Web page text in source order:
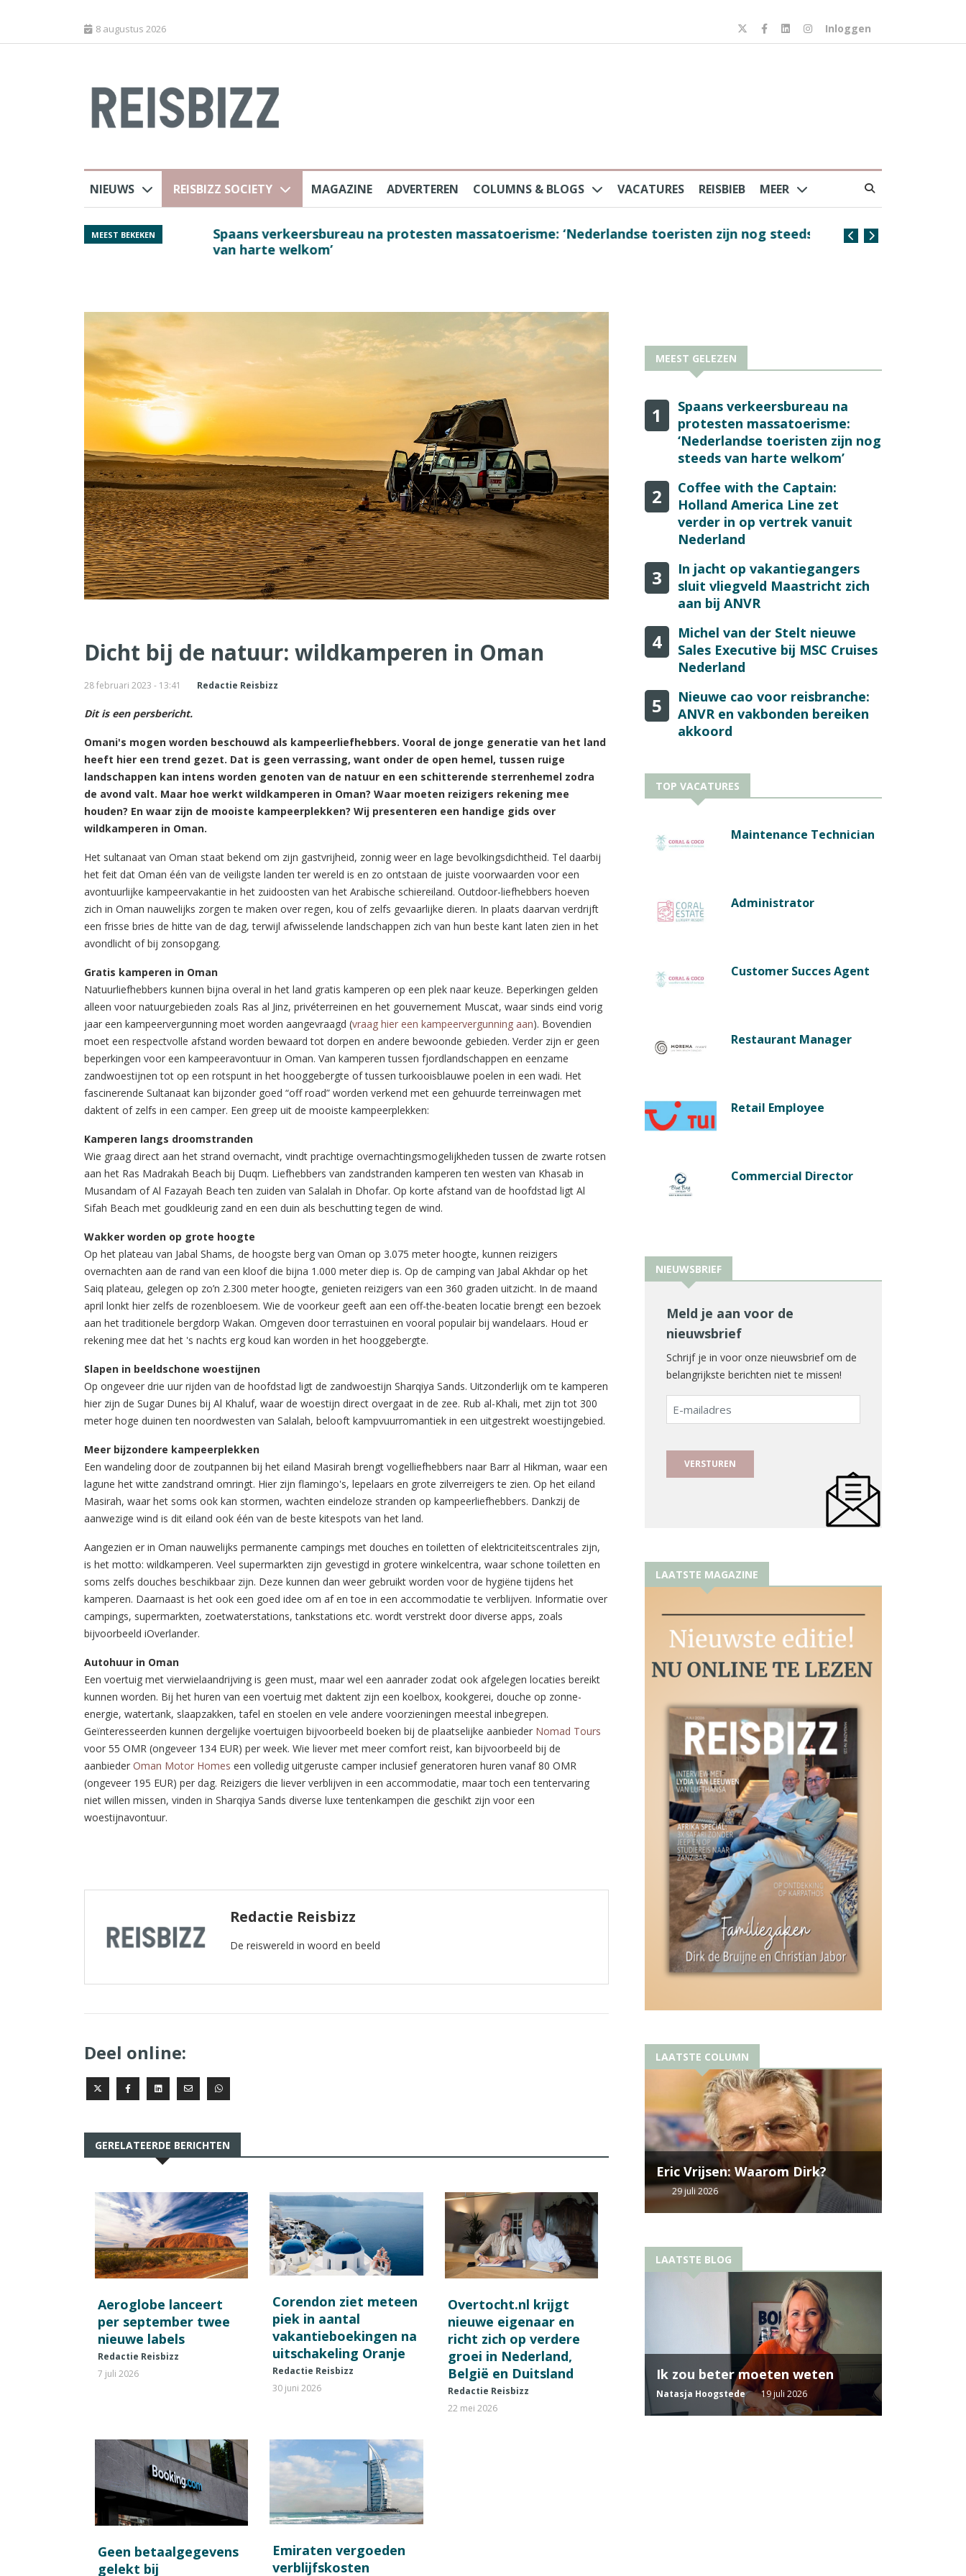
8 augustus 2026 Inloggen
NIEUWS REISBIZZ SOCIETY MAGAZINE ADVERTEREN COLUMNS & BLOGS VACATURES REISBIEB MEER
MEEST BEKEKEN
Spaans verkeersbureau na protesten massatoerisme: ‘Nederlandse toeristen zijn nog steeds
van harte welkom’
Coffee with the
Dicht bij de natuur: wildkamperen in Oman
28 februari 2023 - 13:41 Redactie Reisbizz
Dit is een persbericht.
Omani's mogen worden beschouwd als kampeerliefhebbers. Vooral de jonge generatie van het land
heeft hier een trend gezet. Dat is geen verrassing, want onder de open hemel, tussen ruige
landschappen kan intens worden genoten van de natuur en een schitterende sterrenhemel zodra
de avond valt. Maar hoe werkt wildkamperen in Oman? Waar moeten reizigers rekening mee
houden? En waar zijn de mooiste kampeerplekken? Wij presenteren een handige gids over
wildkamperen in Oman.
Het sultanaat van Oman staat bekend om zijn gastvrijheid, zonnig weer en lage bevolkingsdichtheid. Tel daarbij
het feit dat Oman één van de veiligste landen ter wereld is en zo ontstaan de juiste voorwaarden voor een
avontuurlijke kampeervakantie in het zuidoosten van het Arabische schiereiland. Outdoor-liefhebbers hoeven
zich in Oman nauwelijks zorgen te maken over regen, kou of zelfs gevaarlijke dieren. In plaats daarvan verdrijft
een frisse bries de hitte van de dag, terwijl afwisselende landschappen zich van hun beste kant laten zien in het
avondlicht of bij zonsopgang.
Gratis kamperen in Oman
Natuurliefhebbers kunnen bijna overal in het land gratis kamperen op een plek naar keuze. Beperkingen gelden
alleen voor natuurgebieden zoals Ras al Jinz, privéterreinen en het gouvernement Muscat, waar sinds eind vorig
jaar een kampeervergunning moet worden aangevraagd (vraag hier een kampeervergunning aan). Bovendien
moet een respectvolle afstand worden bewaard tot dorpen en andere bewoonde gebieden. Verder zijn er geen
beperkingen voor een kampeeravontuur in Oman. Van kamperen tussen fjordlandschappen en eenzame
zandwoestijnen tot op een rotspunt in het hooggebergte of tussen turkooisblauwe poelen in een wadi. Het
fascinerende Sultanaat kan bijzonder goed “off road” worden verkend met een gehuurde terreinwagen met
daktent of zelfs in een camper. Een greep uit de mooiste kampeerplekken:
Kamperen langs droomstranden
Wie graag direct aan het strand overnacht, vindt prachtige overnachtingsmogelijkheden tussen de zwarte rotsen
aan het Ras Madrakah Beach bij Duqm. Liefhebbers van zandstranden kamperen ten westen van Khasab in
Musandam of Al Fazayah Beach ten zuiden van Salalah in Dhofar. Op korte afstand van de hoofdstad ligt Al
Sifah Beach met goudkleurig zand en een duin als beschutting tegen de wind.
Wakker worden op grote hoogte
Op het plateau van Jabal Shams, de hoogste berg van Oman op 3.075 meter hoogte, kunnen reizigers
overnachten aan de rand van een kloof die bijna 1.000 meter diep is. Op de camping van Jabal Akhdar op het
Saiq plateau, gelegen op zo’n 2.300 meter hoogte, genieten reizigers van een 360 graden uitzicht. In de maand
april lonkt hier zelfs de rozenbloesem. Wie de voorkeur geeft aan een off-the-beaten locatie brengt een bezoek
aan het traditionele bergdorp Wakan. Omgeven door terrastuinen en vooral populair bij wandelaars. Houd er
rekening mee dat het 's nachts erg koud kan worden in het hooggebergte.
Slapen in beeldschone woestijnen
Op ongeveer drie uur rijden van de hoofdstad ligt de zandwoestijn Sharqiya Sands. Uitzonderlijk om te kamperen
hier zijn de Sugar Dunes bij Al Khaluf, waar de woestijn direct overgaat in de zee. Rub al-Khali, met zijn tot 300
meter hoge duinen ten noordwesten van Salalah, belooft kampvuurromantiek in een uitgestrekt woestijngebied.
Meer bijzondere kampeerplekken
Een wandeling door de zoutpannen bij het eiland Masirah brengt vogelliefhebbers naar Barr al Hikman, waar een
lagune het witte zandstrand omringt. Hier zijn flamingo's, lepelaars en grote zilverreigers te zien. Op het eiland
Masirah, waar het soms ook kan stormen, wachten eindeloze stranden op kampeerliefhebbers. Dankzij de
aanwezige wind is dit eiland ook één van de beste kitespots van het land.
Aangezien er in Oman nauwelijks permanente campings met douches en toiletten of elektriciteitscentrales zijn,
is het motto: wildkamperen. Veel supermarkten zijn gevestigd in grotere winkelcentra, waar schone toiletten en
soms zelfs douches beschikbaar zijn. Deze kunnen dan weer gebruikt worden voor de hygiëne tijdens het
kamperen. Daarnaast is het ook een goed idee om af en toe in een accommodatie te verblijven. Informatie over
campings, supermarkten, zoetwaterstations, tankstations etc. wordt verstrekt door diverse apps, zoals
bijvoorbeeld iOverlander.
Autohuur in Oman
Een voertuig met vierwielaandrijving is geen must, maar wel een aanrader zodat ook afgelegen locaties bereikt
kunnen worden. Bij het huren van een voertuig met daktent zijn een koelbox, kookgerei, douche op zonne-
energie, watertank, slaapzakken, tafel en stoelen en vele andere voorzieningen meestal inbegrepen.
Geïnteresseerden kunnen dergelijke voertuigen bijvoorbeeld boeken bij de plaatselijke aanbieder Nomad Tours
voor 55 OMR (ongeveer 134 EUR) per week. Wie liever met meer comfort reist, kan bijvoorbeeld bij de
aanbieder Oman Motor Homes een volledig uitgeruste camper inclusief generatoren huren vanaf 80 OMR
(ongeveer 195 EUR) per dag. Reizigers die liever verblijven in een accommodatie, maar toch een tentervaring
niet willen missen, vinden in Sharqiya Sands diverse luxe tentenkampen die geschikt zijn voor een
woestijnavontuur.
Redactie Reisbizz
De reiswereld in woord en beeld
Deel online:
GERELATEERDE BERICHTEN
Aeroglobe lanceert
per september twee
nieuwe labels
Redactie Reisbizz
7 juli 2026
Corendon ziet meteen
piek in aantal
vakantieboekingen na
uitschakeling Oranje
Redactie Reisbizz
30 juni 2026
Overtocht.nl krijgt
nieuwe eigenaar en
richt zich op verdere
groei in Nederland,
België en Duitsland
Redactie Reisbizz
22 mei 2026
Geen betaalgegevens
gelekt bij
Emiraten vergoeden
verblijfskosten
MEEST GELEZEN
1
Spaans verkeersbureau na
protesten massatoerisme:
‘Nederlandse toeristen zijn nog
steeds van harte welkom’
2
Coffee with the Captain:
Holland America Line zet
verder in op vertrek vanuit
Nederland
3
In jacht op vakantiegangers
sluit vliegveld Maastricht zich
aan bij ANVR
4
Michel van der Stelt nieuwe
Sales Executive bij MSC Cruises
Nederland
5
Nieuwe cao voor reisbranche:
ANVR en vakbonden bereiken
akkoord
TOP VACATURES
Maintenance Technician
Administrator
Customer Succes Agent
Restaurant Manager
Retail Employee
Commercial Director
NIEUWSBRIEF
Meld je aan voor de
nieuwsbrief
Schrijf je in voor onze nieuwsbrief om de
belangrijkste berichten niet te missen!
E-
mailadres
LAATSTE MAGAZINE
LAATSTE COLUMN
Eric Vrijsen: Waarom Dirk?
29 juli 2026
LAATSTE BLOG
Ik zou beter moeten weten
Natasja Hoogstede 19 juli 2026